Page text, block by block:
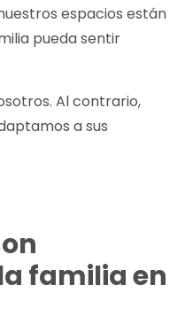
espacios están
pueda sentir
Al contrario,
a sus
familia en